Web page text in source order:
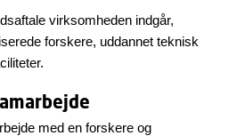
virksomheden indgår,
forskere, uddannet teknisk
med en forskere og